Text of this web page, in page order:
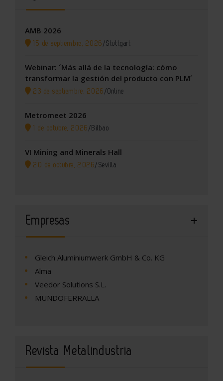
AMB 2026
15 de septiembre, 2026 /Stuttgart
Webinar: ´Más allá de la tecnología: cómo
transformar la gestión del producto con PLM´
23 de septiembre, 2026 /Online
Metromeet 2026
1 de octubre, 2026 / Bilbao
VI Mining and Minerals Hall
20 de octubre, 2026/ Sevilla
Empresas
Gleich Aluminiumwerk GmbH & Co. KG
Alma
Veedor Solutions S.L.
MUNDOFERRALLA
Revista Metalindustria